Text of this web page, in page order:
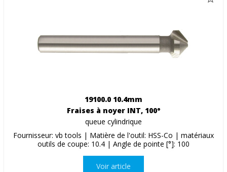
19100.0 10.4mm
Fraises à noyer INT, 100°
queue cylindrique
Fournisseur: vb tools | Matière de l'outil: HSS-Co | matériaux
outils de coupe: 10.4 | Angle de pointe [°]: 100
Voir article